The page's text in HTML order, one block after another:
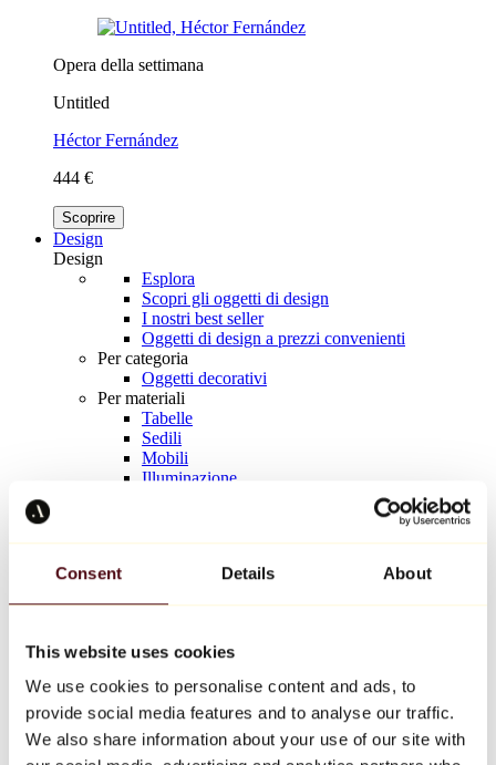
Consent Details About
This website uses cookies
We use cookies to personalise content and ads, to
provide social media features and to analyse our traffic.
We also share information about your use of our site with
Opera della settimana
Untitled
Héctor Fernández
444 €
Scoprire
Design
Design
Esplora
Scopri gli oggetti di design
I nostri best seller
Oggetti di design a prezzi convenienti
Per categoria
Oggetti decorativi
Per materiali
Tabelle
Sedili
Mobili
Illuminazione
Keith Haring
Tutti i designer
Opera della settimana